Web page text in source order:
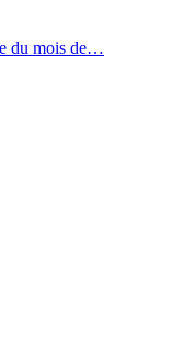
du mois de…